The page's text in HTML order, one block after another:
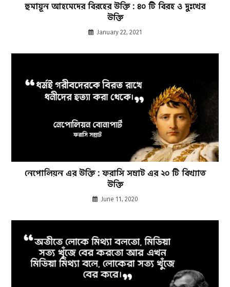
হুমায়ূন আহমেদের বিরহের উক্তি : ৪০ টি বিরহ ও দুঃখের
উক্তি
January 22, 2021
নেপোলিয়ন এর উক্তি : ফরাসি সম্রাট এর ২০ টি বিখ্যাত
উক্তি
June 11, 2020